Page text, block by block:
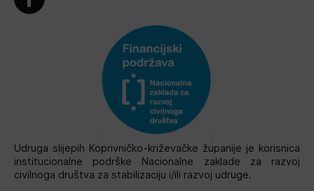
Udruga slijepih Koprivničko-križevačke županije je korisnica
institucionalne podrške Nacionalne zaklade za razvoj
civilnoga društva za stabilizaciju i/ili razvoj udruge.